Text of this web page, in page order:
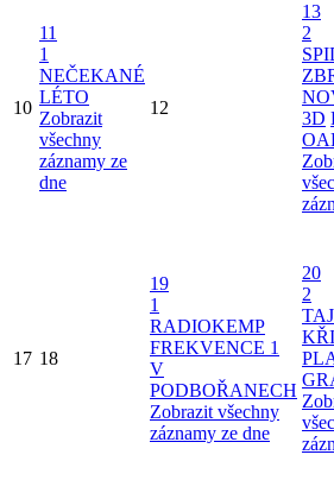
10
11
1
NEČEKANÉ
LÉTO
Zobrazit
všechny
záznamy ze
dne
12
13
2
3D
17 18
19
1
RADIOKEMP
FREKVENCE 1
V
PODBOŘANECH
Zobrazit všechny
záznamy ze dne
20
2